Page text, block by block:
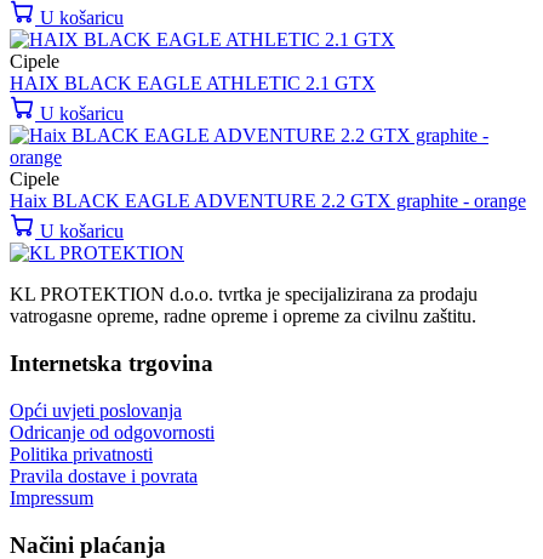
U košaricu
Cipele
HAIX BLACK EAGLE ATHLETIC 2.1 GTX
U košaricu
Cipele
Haix BLACK EAGLE ADVENTURE 2.2 GTX graphite - orange
U košaricu
KL PROTEKTION d.o.o. tvrtka je specijalizirana za prodaju
vatrogasne opreme, radne opreme i opreme za civilnu zaštitu.
Internetska trgovina
Opći uvjeti poslovanja
Odricanje od odgovornosti
Politika privatnosti
Pravila dostave i povrata
Impressum
Načini plaćanja